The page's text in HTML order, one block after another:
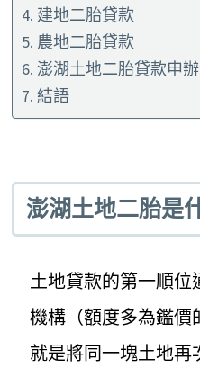
建地二胎貸款
農地二胎貸款
澎湖土地二胎貸款申
結語
澎湖土地二胎是
土地貸款的第一順位
機構（額度多為鑑價
就是將同一塊土地再